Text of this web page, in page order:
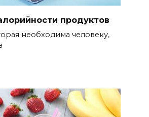
продуктов
необходима человеку,